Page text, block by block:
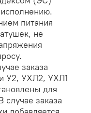
питания
не
заказа
У2, УХЛ2, УХЛ1
для
заказа